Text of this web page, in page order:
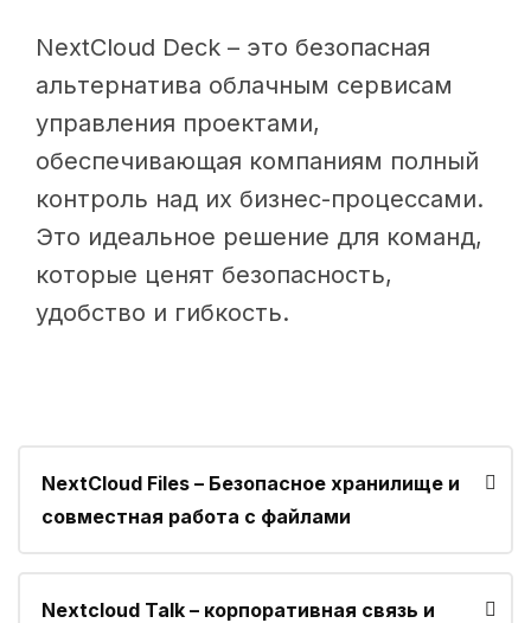
NextCloud Deck – это безопасная
альтернатива облачным сервисам
управления проектами,
обеспечивающая компаниям полный
контроль над их бизнес-процессами.
Это идеальное решение для команд,
которые ценят безопасность,
удобство и гибкость.
NextCloud Files – Безопасное хранилище и
совместная работа с файлами
Nextcloud Talk – корпоративная cвязь и